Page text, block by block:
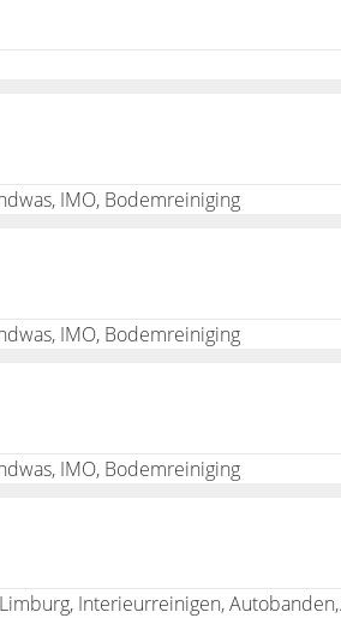
IMO, Bodemreiniging
IMO, Bodemreiniging
IMO, Bodemreiniging